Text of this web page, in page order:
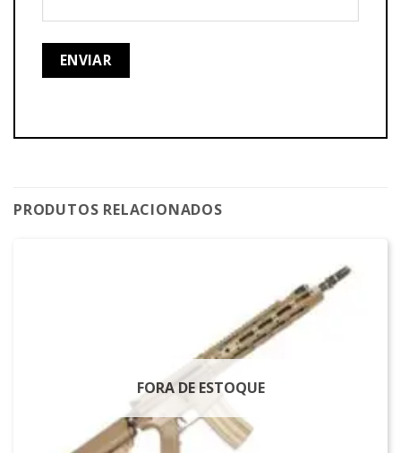
PRODUTOS RELACIONADOS
FORA DE ESTOQUE